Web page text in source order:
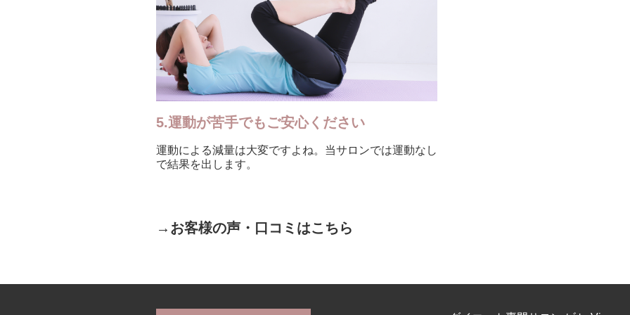
5.運動が苦手でもご安心ください
運動による減量は大変ですよね。当サロンでは運動なし
で結果を出します。
→お客様の声・口コミはこちら